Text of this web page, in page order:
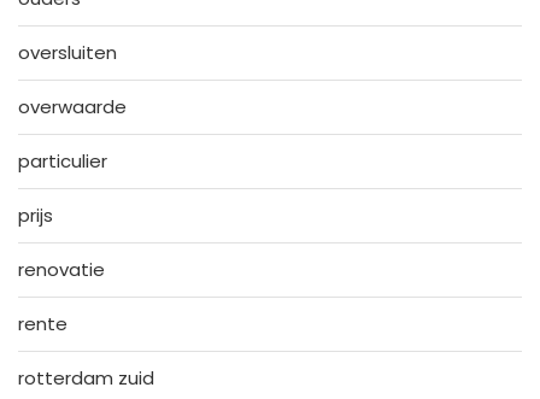
oversluiten
overwaarde
particulier
prijs
renovatie
rente
rotterdam zuid